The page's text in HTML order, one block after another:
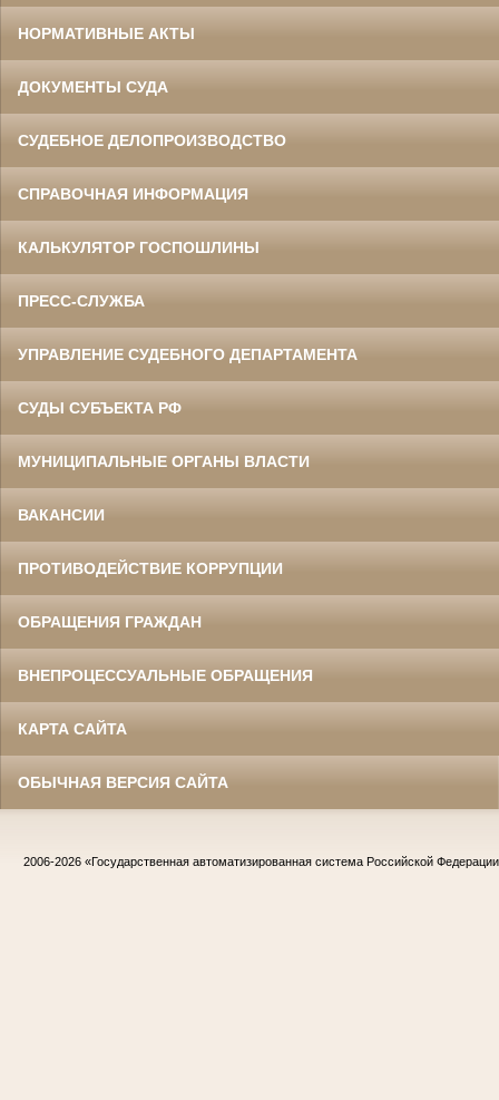
НОРМАТИВНЫЕ АКТЫ
ДОКУМЕНТЫ СУДА
СУДЕБНОЕ ДЕЛОПРОИЗВОДСТВО
СПРАВОЧНАЯ ИНФОРМАЦИЯ
КАЛЬКУЛЯТОР ГОСПОШЛИНЫ
ПРЕСС-СЛУЖБА
УПРАВЛЕНИЕ СУДЕБНОГО ДЕПАРТАМЕНТА
СУДЫ СУБЪЕКТА РФ
МУНИЦИПАЛЬНЫЕ ОРГАНЫ ВЛАСТИ
ВАКАНСИИ
ПРОТИВОДЕЙСТВИЕ КОРРУПЦИИ
ОБРАЩЕНИЯ ГРАЖДАН
ВНЕПРОЦЕССУАЛЬНЫЕ ОБРАЩЕНИЯ
КАРТА САЙТА
ОБЫЧНАЯ ВЕРСИЯ САЙТА
2006-2026 «Государственная автоматизированная система Российской